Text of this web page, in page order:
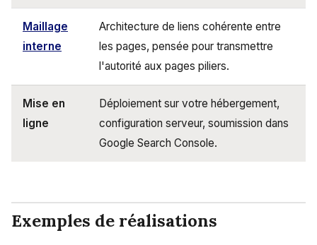
Maillage
interne
Architecture de liens cohérente entre
les pages, pensée pour transmettre
l'autorité aux pages piliers.
Mise en
ligne
Déploiement sur votre hébergement,
configuration serveur, soumission dans
Google Search Console.
Exemples de réalisations